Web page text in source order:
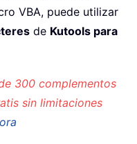
VBA, puede utilizar
de Kutools para
300 complementos
sin limitaciones